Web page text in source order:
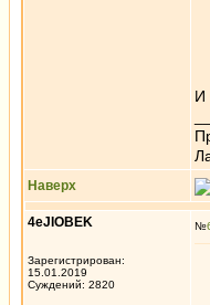
И
Наверх
4eJIOBEK
Зарегистрирован:
15.01.2019
Суждений: 2820
№